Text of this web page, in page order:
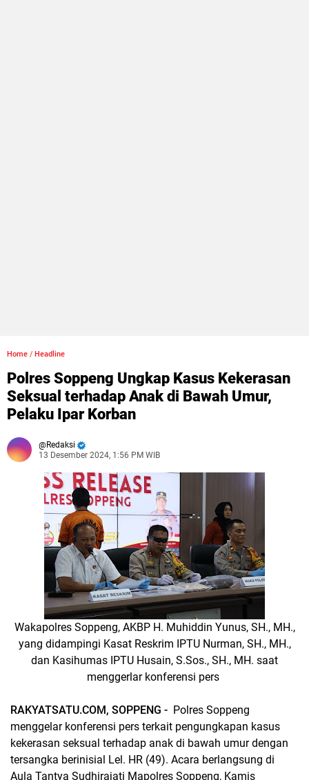
Home / Headline
Polres Soppeng Ungkap Kasus Kekerasan
Seksual terhadap Anak di Bawah Umur,
Pelaku Ipar Korban
Redaksi
13 Desember 2024, 1:56 PM WIB
Wakapolres Soppeng, AKBP H. Muhiddin Yunus, SH., MH.,
yang didampingi Kasat Reskrim IPTU Nurman, SH., MH.,
dan Kasihumas IPTU Husain, S.Sos., SH., MH. saat
menggerlar konferensi pers
RAKYATSATU.COM, SOPPENG - Polres Soppeng
menggelar konferensi pers terkait pengungkapan kasus
kekerasan seksual terhadap anak di bawah umur dengan
tersangka berinisial Lel. HR (49). Acara berlangsung di
Aula Tantya Sudhirajati Mapolres Soppeng, Kamis